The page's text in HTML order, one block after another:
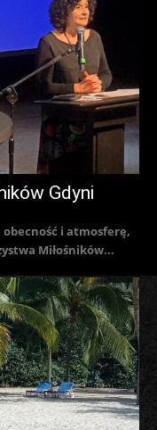
Gdyni
obecność i atmosferę,
Miłośników...